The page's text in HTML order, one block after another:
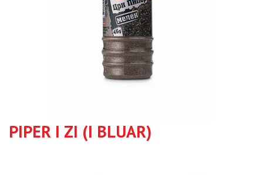
PIPER I ZI (I BLUAR)